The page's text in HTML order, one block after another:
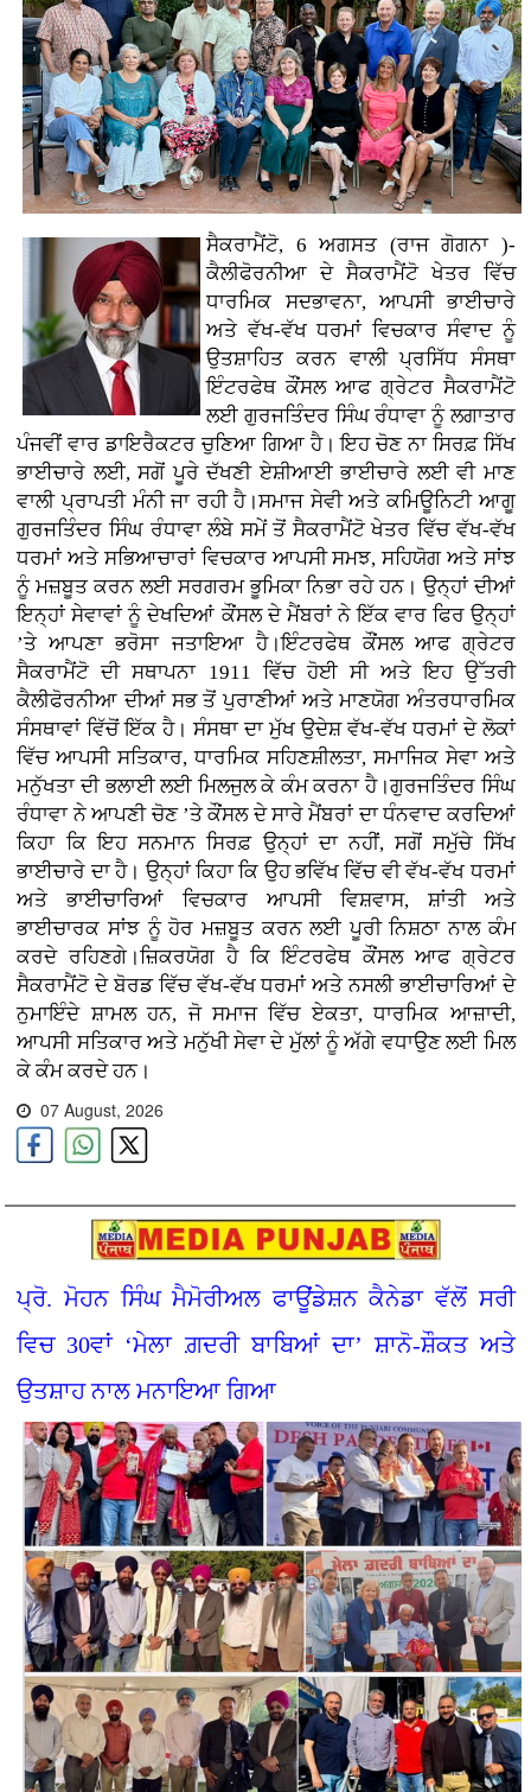
ਸੈਕਰਾਮੈਂਟੋ, 6 ਅਗਸਤ (ਰਾਜ ਗੋਗਨਾ )-
ਕੈਲੀਫੋਰਨੀਆ ਦੇ ਸੈਕਰਾਮੈਂਟੋ ਖੇਤਰ ਵਿੱਚ
ਧਾਰਮਿਕ ਸਦਭਾਵਨਾ, ਆਪਸੀ ਭਾਈਚਾਰੇ
ਅਤੇ ਵੱਖ-ਵੱਖ ਧਰਮਾਂ ਵਿਚਕਾਰ ਸੰਵਾਦ ਨੂੰ
ਉਤਸ਼ਾਹਿਤ ਕਰਨ ਵਾਲੀ ਪ੍ਰਸਿੱਧ ਸੰਸਥਾ
ਇੰਟਰਫੇਥ ਕੌਂਸਲ ਆਫ ਗ੍ਰੇਟਰ ਸੈਕਰਾਮੈਂਟੋ
ਲਈ ਗੁਰਜਤਿੰਦਰ ਸਿੰਘ ਰੰਧਾਵਾ ਨੂੰ ਲਗਾਤਾਰ
ਪੰਜਵੀਂ ਵਾਰ ਡਾਇਰੈਕਟਰ ਚੁਣਿਆ ਗਿਆ ਹੈ। ਇਹ ਚੋਣ ਨਾ ਸਿਰਫ਼ ਸਿੱਖ
ਭਾਈਚਾਰੇ ਲਈ, ਸਗੋਂ ਪੂਰੇ ਦੱਖਣੀ ਏਸ਼ੀਆਈ ਭਾਈਚਾਰੇ ਲਈ ਵੀ ਮਾਣ
ਵਾਲੀ ਪ੍ਰਾਪਤੀ ਮੰਨੀ ਜਾ ਰਹੀ ਹੈ।ਸਮਾਜ ਸੇਵੀ ਅਤੇ ਕਮਿਊਨਿਟੀ ਆਗੂ
ਗੁਰਜਤਿੰਦਰ ਸਿੰਘ ਰੰਧਾਵਾ ਲੰਬੇ ਸਮੇਂ ਤੋਂ ਸੈਕਰਾਮੈਂਟੋ ਖੇਤਰ ਵਿੱਚ ਵੱਖ-ਵੱਖ
ਧਰਮਾਂ ਅਤੇ ਸਭਿਆਚਾਰਾਂ ਵਿਚਕਾਰ ਆਪਸੀ ਸਮਝ, ਸਹਿਯੋਗ ਅਤੇ ਸਾਂਝ
ਨੂੰ ਮਜ਼ਬੂਤ ਕਰਨ ਲਈ ਸਰਗਰਮ ਭੂਮਿਕਾ ਨਿਭਾ ਰਹੇ ਹਨ। ਉਨ੍ਹਾਂ ਦੀਆਂ
ਇਨ੍ਹਾਂ ਸੇਵਾਵਾਂ ਨੂੰ ਦੇਖਦਿਆਂ ਕੌਂਸਲ ਦੇ ਮੈਂਬਰਾਂ ਨੇ ਇੱਕ ਵਾਰ ਫਿਰ ਉਨ੍ਹਾਂ
’ਤੇ ਆਪਣਾ ਭਰੋਸਾ ਜਤਾਇਆ ਹੈ।ਇੰਟਰਫੇਥ ਕੌਂਸਲ ਆਫ ਗ੍ਰੇਟਰ
ਸੈਕਰਾਮੈਂਟੋ ਦੀ ਸਥਾਪਨਾ 1911 ਵਿੱਚ ਹੋਈ ਸੀ ਅਤੇ ਇਹ ਉੱਤਰੀ
ਕੈਲੀਫੋਰਨੀਆ ਦੀਆਂ ਸਭ ਤੋਂ ਪੁਰਾਣੀਆਂ ਅਤੇ ਮਾਣਯੋਗ ਅੰਤਰਧਾਰਮਿਕ
ਸੰਸਥਾਵਾਂ ਵਿੱਚੋਂ ਇੱਕ ਹੈ। ਸੰਸਥਾ ਦਾ ਮੁੱਖ ਉਦੇਸ਼ ਵੱਖ-ਵੱਖ ਧਰਮਾਂ ਦੇ ਲੋਕਾਂ
ਵਿੱਚ ਆਪਸੀ ਸਤਿਕਾਰ, ਧਾਰਮਿਕ ਸਹਿਣਸ਼ੀਲਤਾ, ਸਮਾਜਿਕ ਸੇਵਾ ਅਤੇ
ਮਨੁੱਖਤਾ ਦੀ ਭਲਾਈ ਲਈ ਮਿਲਜੁਲ ਕੇ ਕੰਮ ਕਰਨਾ ਹੈ।ਗੁਰਜਤਿੰਦਰ ਸਿੰਘ
ਰੰਧਾਵਾ ਨੇ ਆਪਣੀ ਚੋਣ ’ਤੇ ਕੌਂਸਲ ਦੇ ਸਾਰੇ ਮੈਂਬਰਾਂ ਦਾ ਧੰਨਵਾਦ ਕਰਦਿਆਂ
ਕਿਹਾ ਕਿ ਇਹ ਸਨਮਾਨ ਸਿਰਫ਼ ਉਨ੍ਹਾਂ ਦਾ ਨਹੀਂ, ਸਗੋਂ ਸਮੁੱਚੇ ਸਿੱਖ
ਭਾਈਚਾਰੇ ਦਾ ਹੈ। ਉਨ੍ਹਾਂ ਕਿਹਾ ਕਿ ਉਹ ਭਵਿੱਖ ਵਿੱਚ ਵੀ ਵੱਖ-ਵੱਖ ਧਰਮਾਂ
ਅਤੇ ਭਾਈਚਾਰਿਆਂ ਵਿਚਕਾਰ ਆਪਸੀ ਵਿਸ਼ਵਾਸ, ਸ਼ਾਂਤੀ ਅਤੇ
ਭਾਈਚਾਰਕ ਸਾਂਝ ਨੂੰ ਹੋਰ ਮਜ਼ਬੂਤ ਕਰਨ ਲਈ ਪੂਰੀ ਨਿਸ਼ਠਾ ਨਾਲ ਕੰਮ
ਕਰਦੇ ਰਹਿਣਗੇ।ਜ਼ਿਕਰਯੋਗ ਹੈ ਕਿ ਇੰਟਰਫੇਥ ਕੌਂਸਲ ਆਫ ਗ੍ਰੇਟਰ
ਸੈਕਰਾਮੈਂਟੋ ਦੇ ਬੋਰਡ ਵਿੱਚ ਵੱਖ-ਵੱਖ ਧਰਮਾਂ ਅਤੇ ਨਸਲੀ ਭਾਈਚਾਰਿਆਂ ਦੇ
ਨੁਮਾਇੰਦੇ ਸ਼ਾਮਲ ਹਨ, ਜੋ ਸਮਾਜ ਵਿੱਚ ਏਕਤਾ, ਧਾਰਮਿਕ ਆਜ਼ਾਦੀ,
ਆਪਸੀ ਸਤਿਕਾਰ ਅਤੇ ਮਨੁੱਖੀ ਸੇਵਾ ਦੇ ਮੁੱਲਾਂ ਨੂੰ ਅੱਗੇ ਵਧਾਉਣ ਲਈ ਮਿਲ
ਕੇ ਕੰਮ ਕਰਦੇ ਹਨ।
07 August, 2026
ਪ੍ਰੋ. ਮੋਹਨ ਸਿੰਘ ਮੈਮੋਰੀਅਲ ਫਾਊਂਡੇਸ਼ਨ ਕੈਨੇਡਾ ਵੱਲੋਂ ਸਰੀ
ਵਿਚ 30ਵਾਂ ‘ਮੇਲਾ ਗ਼ਦਰੀ ਬਾਬਿਆਂ ਦਾ’ ਸ਼ਾਨੋ-ਸ਼ੌਕਤ ਅਤੇ
ਉਤਸ਼ਾਹ ਨਾਲ ਮਨਾਇਆ ਗਿਆ